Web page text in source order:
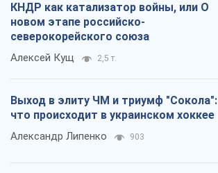
КНДР как катализатор войны, или О
новом этапе российско-
северокорейского союза
Алексей Кущ 2,5 т.
Выход в элиту ЧМ и триумф "Сокола":
что происходит в украинском хоккее
Александр Липенко 903